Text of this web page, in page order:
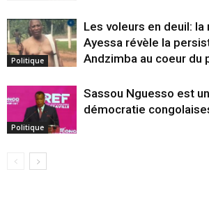
Politique
Les voleurs en deuil:
Ayessa révèle la
Andzimba au coeur du
Politique
Sassou Nguesso est
démocratie